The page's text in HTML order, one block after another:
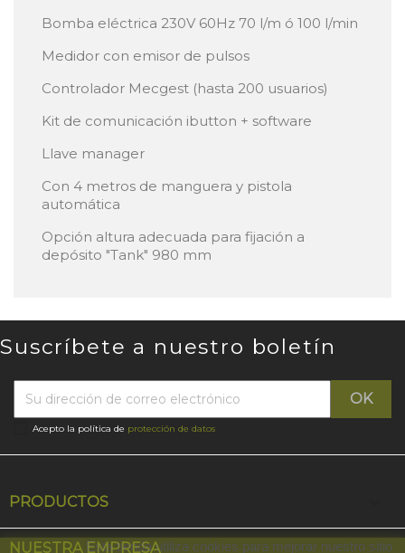
Bomba eléctrica 230V 60Hz 70 l/m ó 100 l/min
Medidor con emisor de pulsos
Controlador Mecgest (hasta 200 usuarios)
Kit de comunicación ibutton + software
Llave manager
Con 4 metros de manguera y pistola
automática
Opción altura adecuada para fijación a
depósito "Tank" 980 mm
Suscríbete a nuestro boletín
Acepto la política de protección de datos
PRODUCTOS
NUESTRA EMPRESAEsta tienda utiliza cookies para mejorar nuestro sitio